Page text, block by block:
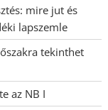
mire jut és
lapszemle
tekinthet
az NB I